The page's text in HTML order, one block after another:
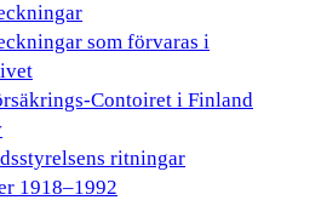
som förvaras i
Contoiret i Finland
ritningar
1918–1992